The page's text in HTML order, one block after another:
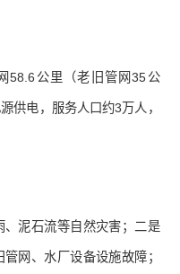
58.6公里（老旧管网35公
供电，服务人口约3万人，
泥石流等自然灾害；二是
网、水厂设备设施故障；